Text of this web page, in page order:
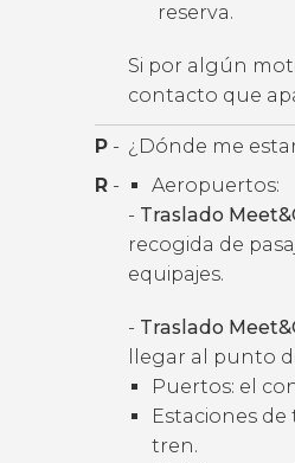
reserva.
Si por algún
contacto que
P - ¿Dónde me
R -
Aeropuertos:
- Traslado
recogida de
equipajes.
- Traslado
llegar al punto
Puertos: el
Estaciones
tren.